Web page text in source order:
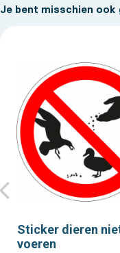
Je bent misschien ook
Sticker dieren
voeren